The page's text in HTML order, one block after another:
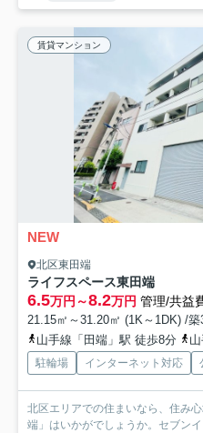
賃貸マンション
NEW
北区東田端
ライフスペース東田端
6.5万円～8.2万円 管理/共益
21.15㎡～31.20㎡ (1K～1DK) /
山手線「田端」駅 徒歩8分
駐輪場 インターネット対応
北区エリアでの住まいなら、住み
端」はいかがでしょうか。セブン